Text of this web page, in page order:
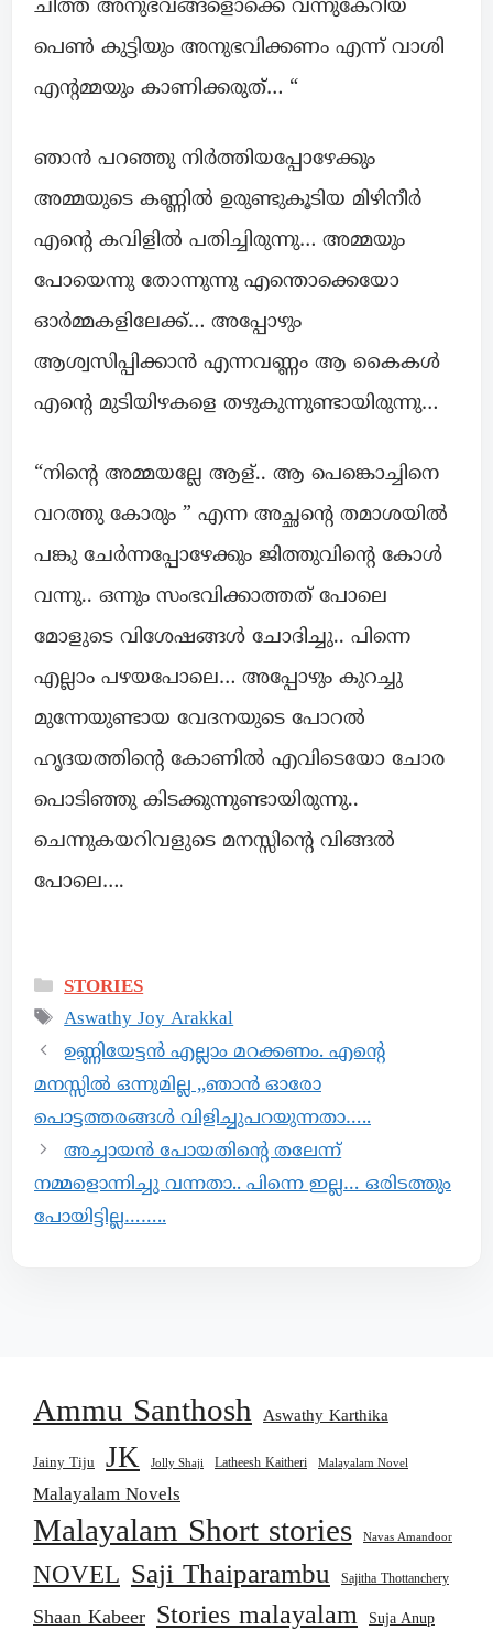
ചീത്ത അനുഭവങ്ങളൊക്കെ വന്നുകേറിയ
പെൺ കുട്ടിയും അനുഭവിക്കണം എന്ന് വാശി
എന്റമ്മയും കാണിക്കരുത്… “
ഞാൻ പറഞ്ഞു നിർത്തിയപ്പോഴേക്കും
അമ്മയുടെ കണ്ണിൽ ഉരുണ്ടുകൂടിയ മിഴിനീർ
എന്റെ കവിളിൽ പതിച്ചിരുന്നു… അമ്മയും
പോയെന്നു തോന്നുന്നു എന്തൊക്കെയോ
ഓർമ്മകളിലേക്ക്… അപ്പോഴും
ആശ്വസിപ്പിക്കാൻ എന്നവണ്ണം ആ കൈകൾ
എന്റെ മുടിയിഴകളെ തഴുകുന്നുണ്ടായിരുന്നു…
“നിന്റെ അമ്മയല്ലേ ആള്.. ആ പെങ്കൊച്ചിനെ
വറത്തു കോരും ” എന്ന അച്ഛന്റെ തമാശയിൽ
പങ്കു ചേർന്നപ്പോഴേക്കും ജിത്തുവിന്റെ കോൾ
വന്നു.. ഒന്നും സംഭവിക്കാത്തത് പോലെ
മോളുടെ വിശേഷങ്ങൾ ചോദിച്ചു.. പിന്നെ
എല്ലാം പഴയപോലെ… അപ്പോഴും കുറച്ചു
മുന്നേയുണ്ടായ വേദനയുടെ പോറൽ
ഹൃദയത്തിന്റെ കോണിൽ എവിടെയോ ചോര
പൊടിഞ്ഞു കിടക്കുന്നുണ്ടായിരുന്നു..
ചെന്നുകയറിവളുടെ മനസ്സിന്റെ വിങ്ങൽ
പോലെ….
STORIES
Aswathy Joy Arakkal
ഉണ്ണിയേട്ടൻ എല്ലാം മറക്കണം. എന്റെ
മനസ്സിൽ ഒന്നുമില്ല ,,ഞാൻ ഓരോ
പൊട്ടത്തരങ്ങൾ വിളിച്ചുപറയുന്നതാ…..
അച്ചായൻ പോയതിന്റെ തലേന്ന്
നമ്മളൊന്നിച്ചു വന്നതാ.. പിന്നെ ഇല്ല… ഒരിടത്തും
പോയിട്ടില്ല……..
Ammu Santhosh Aswathy Karthika
Jainy Tiju JK Jolly Shaji Latheesh Kaitheri Malayalam Novel
Malayalam Novels
Malayalam Short stories Navas Amandoor
NOVEL Saji Thaiparambu Sajitha Thottanchery
Shaan Kabeer Stories malayalam Suja Anup